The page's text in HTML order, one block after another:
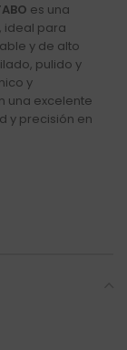
es una
ideal para
y de alto
pulido y
y
una excelente
y precisión en